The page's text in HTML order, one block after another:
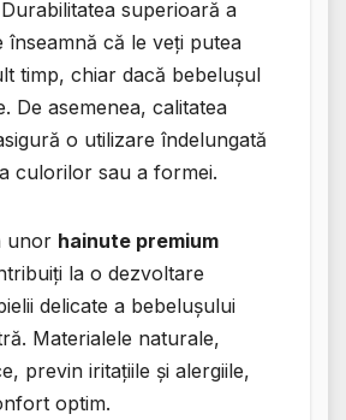
superioară a
înseamnă că le veți putea
timp, chiar dacă bebelușul
De asemenea, calitatea
o utilizare îndelungată
culorilor sau a formei.
unor hainute premium
la o dezvoltare
delicate a bebelușului
Materialele naturale,
previn iritațiile și alergiile,
optim.